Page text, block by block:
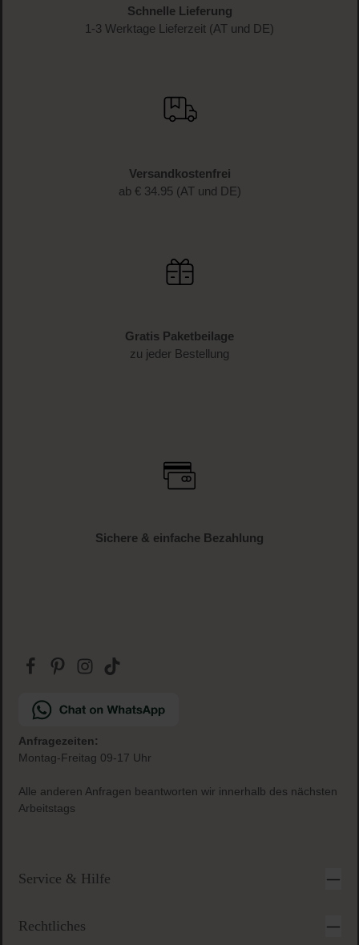
Schnelle Lieferung
1-3 Werktage Lieferzeit (AT und DE)
Versandkostenfrei
ab € 34.95 (AT und DE)
Gratis Paketbeilage
zu jeder Bestellung
Sichere & einfache Bezahlung
Anfragezeiten:
Montag-Freitag 09-17 Uhr
Alle anderen Anfragen beantworten wir innerhalb des nächsten
Arbeitstags
Service & Hilfe
Rechtliches